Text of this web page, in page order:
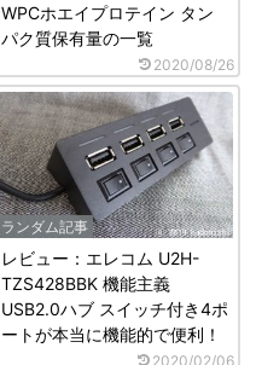
WPCホエイプロテイン タン
パク質保有量の一覧
2020/08/26
ランダム記事
レビュー：エレコム U2H-
TZS428BBK 機能主義
USB2.0ハブ スイッチ付き4ポ
ートが本当に機能的で便利！
2020/02/06